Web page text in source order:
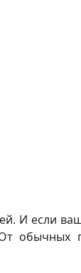
И если
обычных